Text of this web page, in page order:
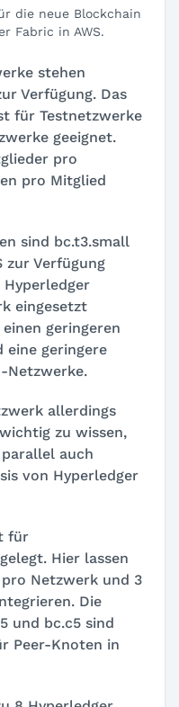
die neue Blockchain
Fabric in AWS.
stehen
Verfügung. Das
für Testnetzwerke
geeignet.
pro
pro Mitglied
sind bc.t3.small
zur Verfügung
eingesetzt
geringeren
eine geringere
Netzwerke.
allerdings
zu wissen,
auch
von Hyperledger
für
Hier lassen
Netzwerk und 3
Die
und bc.c5 sind
Peer-Knoten in